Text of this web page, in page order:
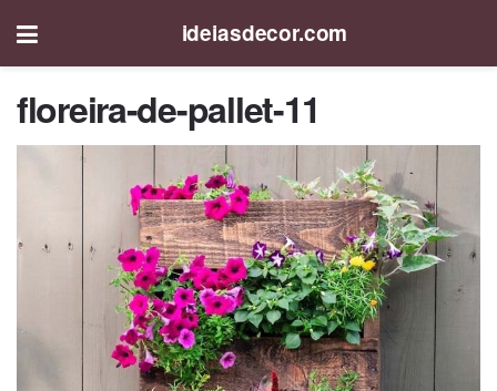
ideiasdecor.com
floreira-de-pallet-11